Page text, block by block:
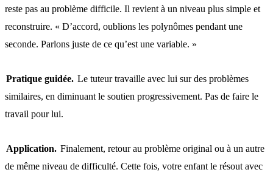
reste pas au problème difficile. Il revient à un niveau plus simple et
reconstruire. « D’accord, oublions les polynômes pendant une
seconde. Parlons juste de ce qu’est une variable. »
Pratique guidée. Le tuteur travaille avec lui sur des problèmes
similaires, en diminuant le soutien progressivement. Pas de faire le
travail pour lui.
Application. Finalement, retour au problème original ou à un autre
de même niveau de difficulté. Cette fois, votre enfant le résout avec